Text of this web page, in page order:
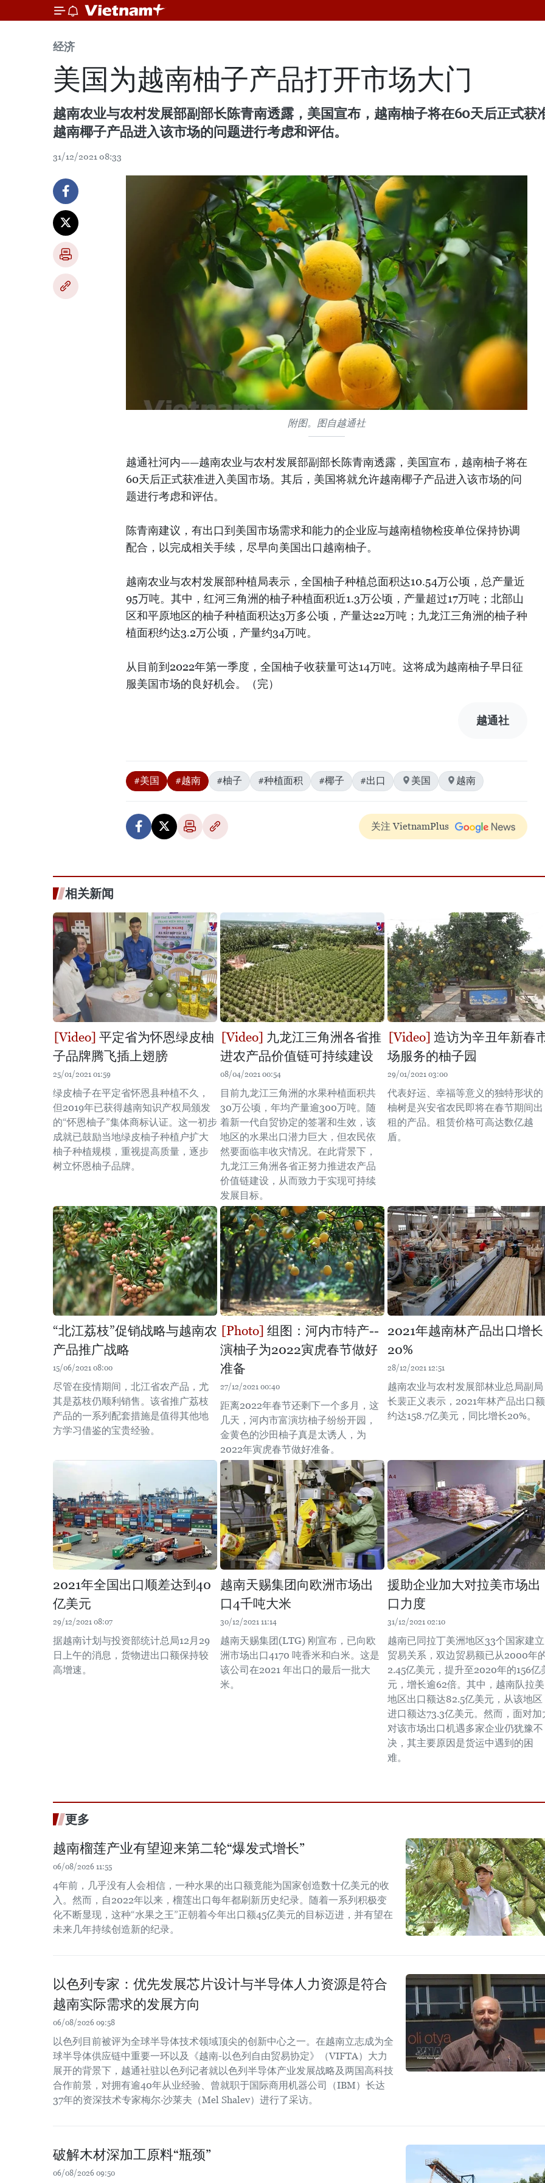
经济
美国为越南柚子产品打开市场大门
越南农业与农村发展部副部长陈青南透露，美国宣布，越南柚子将在60天后正式
越南椰子产品进入该市场的问题进行考虑和评估。
31/12/2021 08:33
附图。图自越通社
越通社河内——越南农业与农村发展部副部长陈青南透露，美国宣布，越南柚子将在
60天后正式获准进入美国市场。其后，美国将就允许越南椰子产品进入该市场的问
题进行考虑和评估。
陈青南建议，有出口到美国市场需求和能力的企业应与越南植物检疫单位保持协调
配合，以完成相关手续，尽早向美国出口越南柚子。
越南农业与农村发展部种植局表示，全国柚子种植总面积达10.54万公顷，总产量近
95万吨。其中，红河三角洲的柚子种植面积近1.3万公顷，产量超过17万吨；北部山
区和平原地区的柚子种植面积达3万多公顷，产量达22万吨；九龙江三角洲的柚子种
植面积约达3.2万公顷，产量约34万吨。
从目前到2022年第一季度，全国柚子收获量可达14万吨。这将成为越南柚子早日征
服美国市场的良好机会。（完）
越通社
#美国 #越南 #柚子 #种植面积 #椰子 #出口 美国 越南
关注 VietnamPlus
相关新闻
平定省为怀恩绿皮柚
子品牌腾飞插上翅膀
25/01/2021 01:59
绿皮柚子在平定省怀恩县种植不久，
但2019年已获得越南知识产权局颁发
的“怀恩柚子”集体商标认证。这一初步
成就已鼓励当地绿皮柚子种植户扩大
柚子种植规模，重视提高质量，逐步
树立怀恩柚子品牌。
九龙江三角洲各省推
进农产品价值链可持续建设
08/04/2021 00:54
目前九龙江三角洲的水果种植面积共
30万公顷，年均产量逾300万吨。随
着新一代自贸协定的签署和生效，该
地区的水果出口潜力巨大，但农民依
然要面临丰收灾情况。在此背景下，
九龙江三角洲各省正努力推进农产品
价值链建设，从而致力于实现可持续
发展目标。
造访为辛丑年新春
场服务的柚子园
29/01/2021 03:00
代表好运、幸福等意义的独特形状的
柚树是兴安省农民即将在春节期间出
租的产品。租赁价格可高达数亿越
盾。
“北江荔枝”促销战略与越南农
产品推广战略
15/06/2021 08:00
尽管在疫情期间，北江省农产品，尤
其是荔枝仍顺利销售。该省推广荔枝
产品的一系列配套措施是值得其他地
方学习借鉴的宝贵经验。
组图：河内市特产--
演柚子为2022寅虎春节做好
准备
27/12/2021 00:40
距离2022年春节还剩下一个多月，这
几天，河内市富演坊柚子纷纷开园，
金黄色的沙田柚子真是太诱人，为
2022年寅虎春节做好准备。
2021年越南林产品出口增长
20%
28/12/2021 12:51
越南农业与农村发展部林业总局副局
长裴正义表示，2021年林产品出口额
约达158.7亿美元，同比增长20%。
2021年全国出口顺差达到40
亿美元
29/12/2021 08:07
据越南计划与投资部统计总局12月29
日上午的消息，货物进出口额保持较
高增速。
越南天赐集团向欧洲市场出
口4千吨大米
30/12/2021 11:14
越南天赐集团(LTG) 刚宣布，已向欧
洲市场出口4170 吨香米和白米。这是
该公司在2021 年出口的最后一批大
米。
援助企业加大对拉美市场出
口力度
31/12/2021 02:10
越南已同拉丁美洲地区33个国家建立
贸易关系，双边贸易额已从2000年
2.45亿美元，提升至2020年的156亿
元，增长逾62倍。其中，越南队拉美
地区出口额达82.5亿美元，从该地区
进口额达73.3亿美元。然而，面对加
对该市场出口机遇多家企业仍犹豫不
决，其主要原因是货运中遇到的困
难。
更多
越南榴莲产业有望迎来第二轮“爆发式增长”
06/08/2026 11:55
4年前，几乎没有人会相信，一种水果的出口额竟能为国家创造数十亿美元的收
入。然而，自2022年以来，榴莲出口每年都刷新历史纪录。随着一系列积极变
化不断显现，这种“水果之王”正朝着今年出口额45亿美元的目标迈进，并有望在
未来几年持续创造新的纪录。
以色列专家：优先发展芯片设计与半导体人力资源是符合
越南实际需求的发展方向
06/08/2026 09:58
以色列目前被评为全球半导体技术领域顶尖的创新中心之一。在越南立志成为全
球半导体供应链中重要一环以及《越南-以色列自由贸易协定》（VIFTA）大力
展开的背景下，越通社驻以色列记者就以色列半导体产业发展战略及两国高科技
合作前景，对拥有逾40年从业经验、曾就职于国际商用机器公司（IBM）长达
37年的资深技术专家梅尔·沙莱夫（Mel Shalev）进行了采访。
破解木材深加工原料“瓶颈”
06/08/2026 09:50